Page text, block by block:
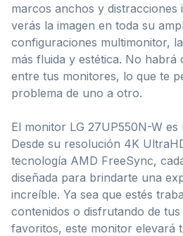
marcos anchos y distracciones
verás la imagen en toda su
configuraciones multimonitor,
más fluida y estética. No habrá
entre tus monitores, lo que te
problema de uno a otro.
El monitor LG 27UP550N-W es
Desde su resolución 4K
tecnología AMD FreeSync,
diseñada para brindarte una
increíble. Ya sea que estés
contenidos o disfrutando de tus
favoritos, este monitor elevará